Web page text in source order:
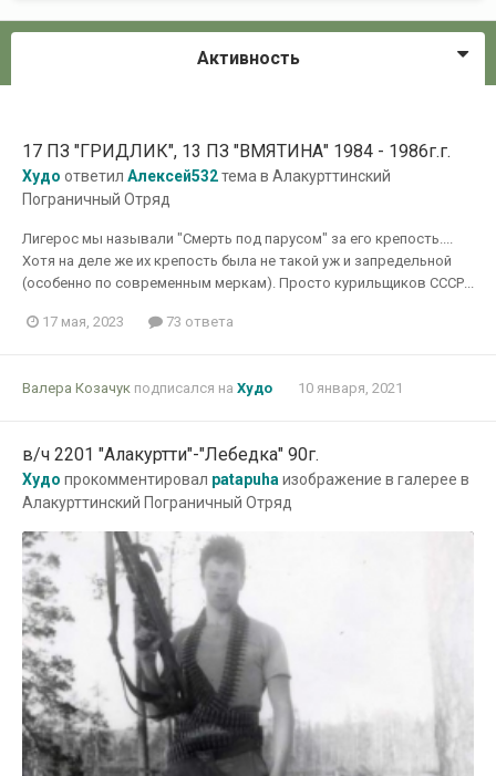
Активность
17 ПЗ "ГРИДЛИК", 13 ПЗ "ВМЯТИНА" 1984 - 1986г.г.
Худо ответил Алексей532тема в Алакурттинский
Пограничный Отряд
Лигерос мы называли "Смерть под парусом" за его крепость....
Хотя на деле же их крепость была не такой уж и запредельной
(особенно по современным меркам). Просто курильщиков СССР...
17 мая, 2023 73 ответа
Валера Козачук подписался на Худо 10 января, 2021
в/ч 2201 "Алакуртти"-"Лебедка" 90г.
Худо прокомментировал patapuha изображение в галерее в
Алакурттинский Пограничный Отряд